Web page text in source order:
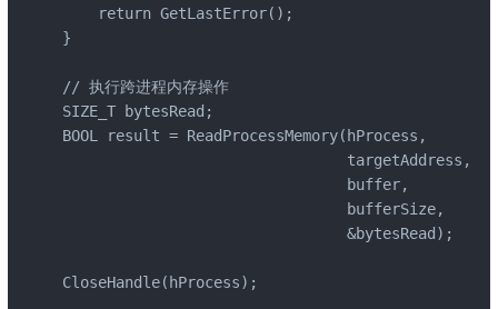
    return GetLastError();
}
// 执行跨进程内存操作
SIZE_T bytesRead;
BOOL result = ReadProcessMemory(hProcess,
                                targetAddress,
                                buffer,
                                bufferSize,
                                &bytesRead);
CloseHandle(hProcess);